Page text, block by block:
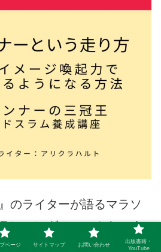
のライターが語るマラソ
ンニングフォームをつく
ジ・言葉によって速く走
ページ サイトマップ お問い合わせ
出版書籍・
YouTube